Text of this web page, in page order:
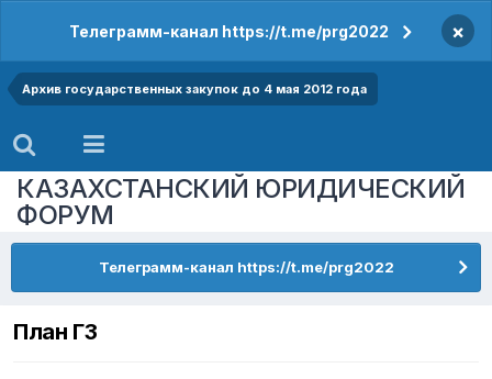
Телеграмм-канал https://t.me/prg2022 ×
Архив государственных закупок до 4 мая 2012 года
КАЗАХСТАНСКИЙ ЮРИДИЧЕСКИЙ
ФОРУМ
Телеграмм-канал https://t.me/prg2022
План ГЗ